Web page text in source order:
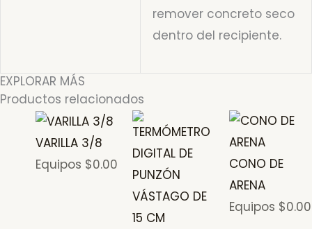
remover concreto seco
dentro del recipiente.
EXPLORAR MÁS
Productos relacionados
VARILLA 3/8
Equipos $0.00
CONO DE
ARENA
Equipos $0.00